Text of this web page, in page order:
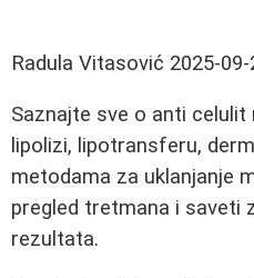
Radula Vitasović 2025-09-
Saznajte sve o anti celulit
lipolizi, lipotransferu,
metodama za uklanjanje
pregled tretmana i saveti
rezultata.